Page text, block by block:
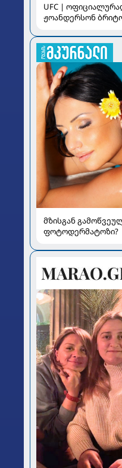
UFC |
ჟოანდერსონ
მზისგან
ფოტოდერმატოზი?